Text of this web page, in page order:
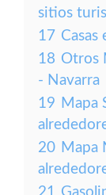
sitios
17 Casas
18 Otros
- Navarra
19 Mapa
20 Mapa